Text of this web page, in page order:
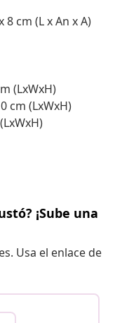
cm (L x An x A)
(LxWxH)
cm (LxWxH)
¡Sube una
Usa el enlace de